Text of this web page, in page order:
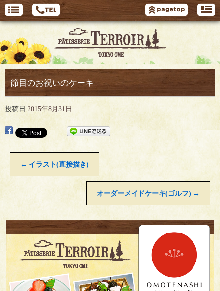
節目のお祝いのケーキ
投稿日 2015年8月31日
← イラスト(直接描き)
オーダーメイドケーキ(ゴルフ) →